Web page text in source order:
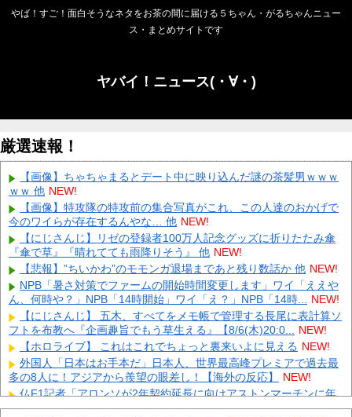
やば！すご！面白そうなネタをお茶の間に届ける５ちゃん・がるちゃんニュー
ス・まとめサイトです
ヤバイ！ニュース(・∀・)
厳選速報！
【画像】ちゃちゃまるとデート中に映り込んだ謎の茶髪男ｗｗｗ
ｗｗ 他 NEW!
【画像】特攻隊の特攻前の集合写真がこれ、この人達のおかげで
今のワイらが存在するんやな… 他 NEW!
【にじさんじ】リゼの登録者100万人記念グッズに折りたたみ傘
『傘で草』『晴れてても雨降りそう』 他 NEW!
【悲報】”ちいかわ”のモモンガ退場まであと残り数話か 他 NEW!
NPB「暑さ対策でファームの開始時間変更します」ワイ「ええや
ん、何時や？」NPB「14時開始」ワイ「え？」NPB「14時... NEW!
【にじさんじ】 五木、すべてをメモ帳で管理する長尾に表計算ソ
フトを布教へ『企画趣旨でもう草生える』【8/6(木)20:0... NEW!
【ホロライブ】 これはこれでちょっと裏来いよに見える NEW!
外国人「日本はお手本だ」日本人、世界最高峰プレミアで過去最
多の8人に！アジアから羨望の眼差し！【海外の反応】
NEW!
仏F1記者「アロンソが2年契約延長に向けアストンマーチンに年
間4000万ユーロ（約72.8億円）を要求」 NEW!